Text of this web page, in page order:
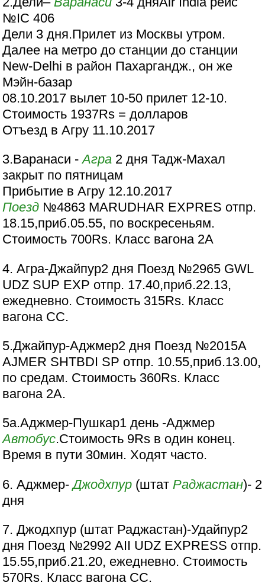
№IC 406
Дели 3 дня.Прилет из Москвы утром.
Далее на метро до станции до станции
New-Delhi в район Пахаргандж., он же
Мэйн-базар
08.10.2017 вылет 10-50 прилет 12-10.
Стоимость 1937Rs = долларов
Отъезд в Агру 11.10.2017
3.Варанаси -Агра 2 дня Тадж-Махал
закрыт по пятницам
Прибытие в Агру 12.10.2017
Поезд №4863 MARUDHAR EXPRES отпр.
18.15,приб.05.55, по воскресеньям.
Стоимость 700Rs. Класс вагона 2А
4. Агра-Джайпур2 дня Поезд №2965 GWL
UDZ SUP EXP отпр. 17.40,приб.22.13,
ежедневно. Стоимость 315Rs. Класс
вагона СС.
5.Джайпур-Аджмер2 дня Поезд №2015А
AJMER SHTBDI SP отпр. 10.55,приб.13.00,
по средам. Стоимость 360Rs. Класс
вагона 2А.
5а.Аджмер-Пушкар1 день -Аджмер
Автобус.Стоимость 9Rs в один конец.
Время в пути 30мин. Ходят часто.
6. Аджмер-Джодхпур (штат Раджастан)- 2
дня
7. Джодхпур (штат Раджастан)-Удайпур2
дня Поезд №2992 AII UDZ EXPRESS отпр.
15.55,приб.21.20, ежедневно. Стоимость
570Rs. Класс вагона СС.